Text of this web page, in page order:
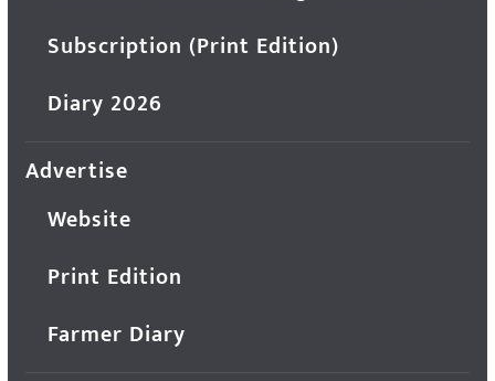
Subscription (Print Edition)
Diary 2026
Advertise
Website
Print Edition
Farmer Diary